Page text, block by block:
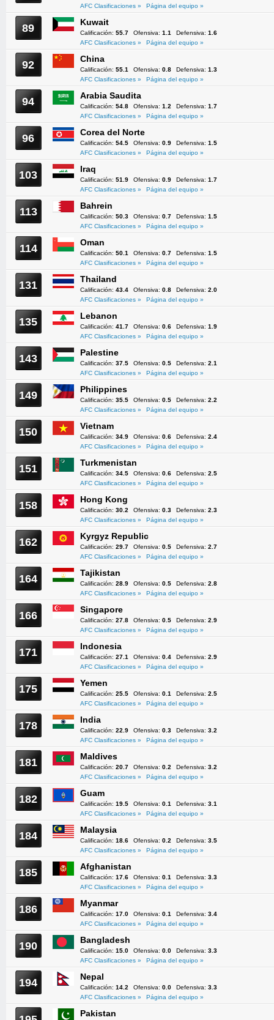
AFC Clasificaciones »
Página del equipo »
89 Kuwait
Calificación: 55.7 Ofensiva: 1.1 Defensiva: 1.6
AFC Clasificaciones »
Página del equipo »
92 China
Calificación: 55.1 Ofensiva: 0.8 Defensiva: 1.3
AFC Clasificaciones »
Página del equipo »
94 Arabia Saudita
Calificación: 54.8 Ofensiva: 1.2 Defensiva: 1.7
AFC Clasificaciones »
Página del equipo »
96 Corea del Norte
Calificación: 54.5 Ofensiva: 0.9 Defensiva: 1.5
AFC Clasificaciones »
Página del equipo »
103 Iraq
Calificación: 51.9 Ofensiva: 0.9 Defensiva: 1.7
AFC Clasificaciones »
Página del equipo »
113 Bahrein
Calificación: 50.3 Ofensiva: 0.7 Defensiva: 1.5
AFC Clasificaciones »
Página del equipo »
114 Oman
Calificación: 50.1 Ofensiva: 0.7 Defensiva: 1.5
AFC Clasificaciones »
Página del equipo »
131 Thailand
Calificación: 43.4 Ofensiva: 0.8 Defensiva: 2.0
AFC Clasificaciones »
Página del equipo »
135 Lebanon
Calificación: 41.7 Ofensiva: 0.6 Defensiva: 1.9
AFC Clasificaciones »
Página del equipo »
143 Palestine
Calificación: 37.5 Ofensiva: 0.5 Defensiva: 2.1
AFC Clasificaciones »
Página del equipo »
149 Philippines
Calificación: 35.5 Ofensiva: 0.5 Defensiva: 2.2
AFC Clasificaciones »
Página del equipo »
150 Vietnam
Calificación: 34.9 Ofensiva: 0.6 Defensiva: 2.4
AFC Clasificaciones »
Página del equipo »
151 Turkmenistan
Calificación: 34.5 Ofensiva: 0.6 Defensiva: 2.5
AFC Clasificaciones »
Página del equipo »
158 Hong Kong
Calificación: 30.2 Ofensiva: 0.3 Defensiva: 2.3
AFC Clasificaciones »
Página del equipo »
162 Kyrgyz Republic
Calificación: 29.7 Ofensiva: 0.5 Defensiva: 2.7
AFC Clasificaciones »
Página del equipo »
164 Tajikistan
Calificación: 28.9 Ofensiva: 0.5 Defensiva: 2.8
AFC Clasificaciones »
Página del equipo »
166 Singapore
Calificación: 27.8 Ofensiva: 0.5 Defensiva: 2.9
AFC Clasificaciones »
Página del equipo »
171 Indonesia
Calificación: 27.1 Ofensiva: 0.4 Defensiva: 2.9
AFC Clasificaciones »
Página del equipo »
175 Yemen
Calificación: 25.5 Ofensiva: 0.1 Defensiva: 2.5
AFC Clasificaciones »
Página del equipo »
178 India
Calificación: 22.9 Ofensiva: 0.3 Defensiva: 3.2
AFC Clasificaciones »
Página del equipo »
181 Maldives
Calificación: 20.7 Ofensiva: 0.2 Defensiva: 3.2
AFC Clasificaciones »
Página del equipo »
182 Guam
Calificación: 19.5 Ofensiva: 0.1 Defensiva: 3.1
AFC Clasificaciones »
Página del equipo »
184 Malaysia
Calificación: 18.6 Ofensiva: 0.2 Defensiva: 3.5
AFC Clasificaciones »
Página del equipo »
185 Afghanistan
Calificación: 17.6 Ofensiva: 0.1 Defensiva: 3.3
AFC Clasificaciones »
Página del equipo »
186 Myanmar
Calificación: 17.0 Ofensiva: 0.1 Defensiva: 3.4
AFC Clasificaciones »
Página del equipo »
190 Bangladesh
Calificación: 15.0 Ofensiva: 0.0 Defensiva: 3.3
AFC Clasificaciones »
Página del equipo »
194 Nepal
Calificación: 14.2 Ofensiva: 0.0 Defensiva: 3.3
AFC Clasificaciones »
Página del equipo »
Pakistan